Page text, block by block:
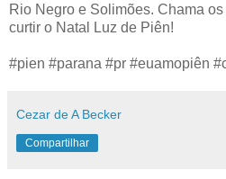
Rio Negro e Solimões. Chama
curtir o Natal Luz de Piên!
#pien #parana #pr #euamopiên
Cezar de A Becker
Compartilhar